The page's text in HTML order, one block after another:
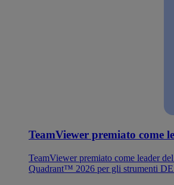
TeamViewer premiato come
TeamViewer premiato come leader
Quadrant™ 2026 per gli strumenti